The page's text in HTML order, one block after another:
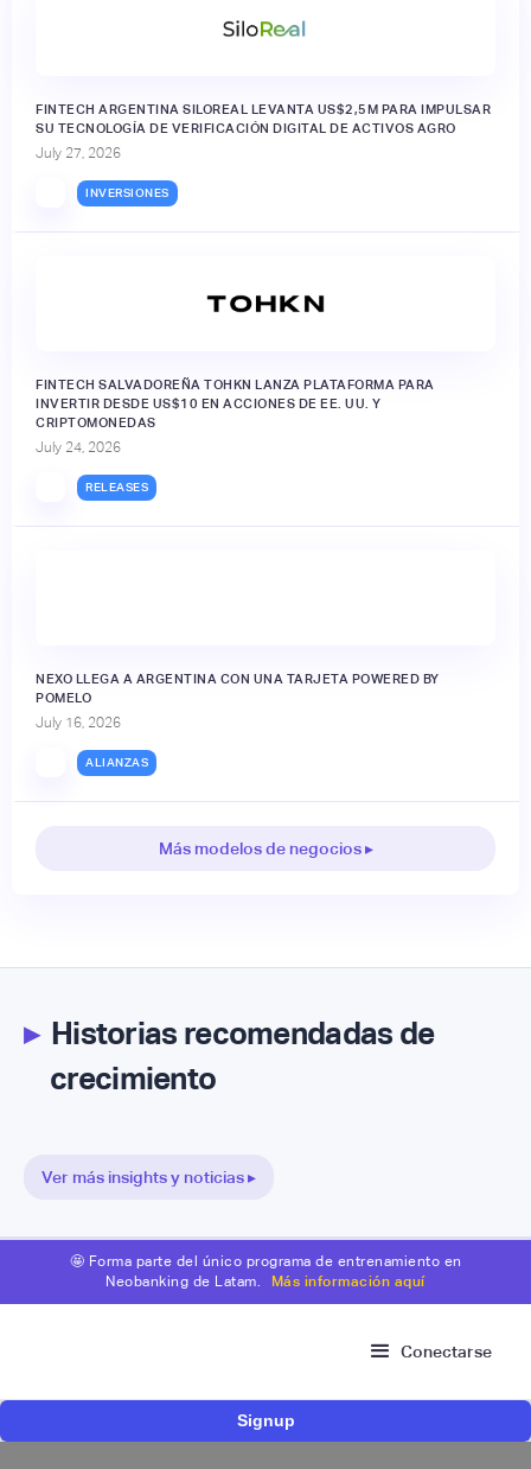
FINTECH ARGENTINA SILOREAL LEVANTA US$2,5M PARA IMPULSAR
SU TECNOLOGÍA DE VERIFICACIÓN DIGITAL DE ACTIVOS AGRO
July 27, 2026
INVERSIONES
FINTECH SALVADOREÑA TOHKN LANZA PLATAFORMA PARA
INVERTIR DESDE US$10 EN ACCIONES DE EE. UU. Y
CRIPTOMONEDAS
July 24, 2026
RELEASES
NEXO LLEGA A ARGENTINA CON UNA TARJETA POWERED BY
POMELO
July 16, 2026
ALIANZAS
Más modelos de negocios ▸
▸Historias recomendadas de
crecimiento
Ver más insights y noticias ▸
🤩 Forma parte del único programa de entrenamiento en
Neobanking de Latam.
Más información aquí
Conectarse
Signup